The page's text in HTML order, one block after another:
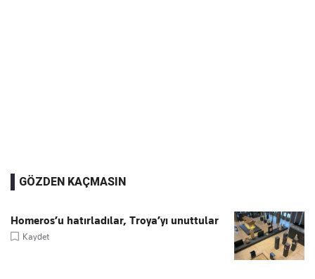
GÖZDEN KAÇMASIN
Homeros’u hatırladılar, Troya’yı unuttular
Kaydet